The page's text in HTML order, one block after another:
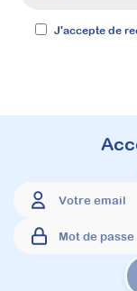
J'accepte de